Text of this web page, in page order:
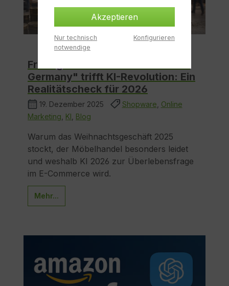
Frostiges Konsumklima "Made in
Germany" trifft KI-Revolution: Ein
Realitätscheck für 2026
19. Dezember 2025 Shopware Online
Marketing KI Blog
Warum das Weihnachtsgeschäft 2025
stockt, der Möbelhandel besonders leidet
und weshalb KI 2026 zur Überlebensfrage
im E-Commerce wird.
Mehr...
Akzeptieren
Nur technisch
notwendige
Konfigurieren